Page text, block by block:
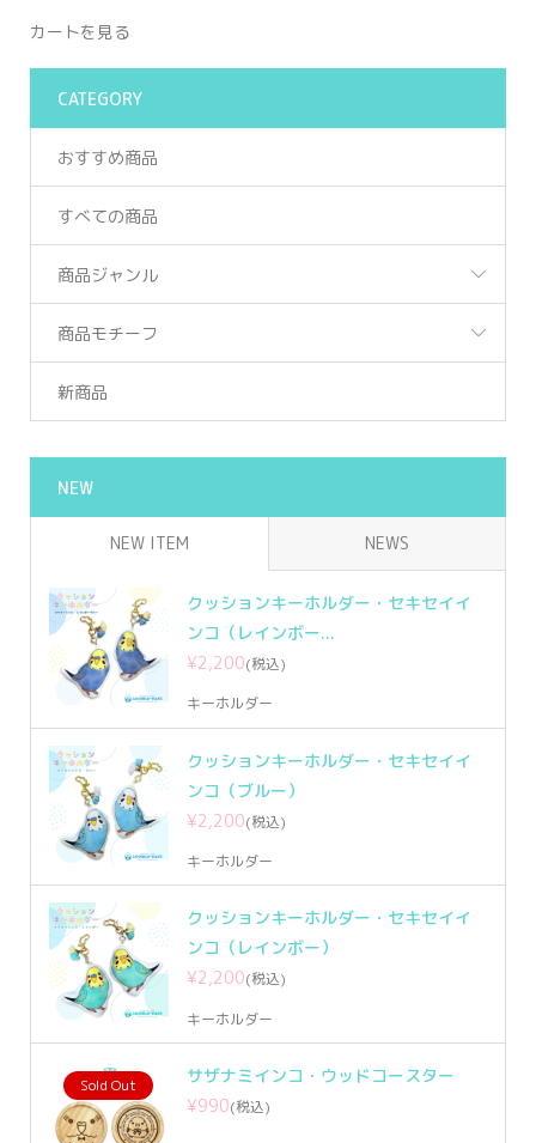
カートを見る
CATEGORY
おすすめ商品
すべての商品
商品ジャンル
商品モチーフ
新商品
NEW
NEW ITEM NEWS
クッションキーホルダー・セキセイイ
ンコ（レインボー...
¥2,200(税込)
キーホルダー
クッションキーホルダー・セキセイイ
ンコ（ブルー）
¥2,200(税込)
キーホルダー
クッションキーホルダー・セキセイイ
ンコ（レインボー）
¥2,200(税込)
キーホルダー
Sold Out
サザナミインコ・ウッドコースター
¥990(税込)